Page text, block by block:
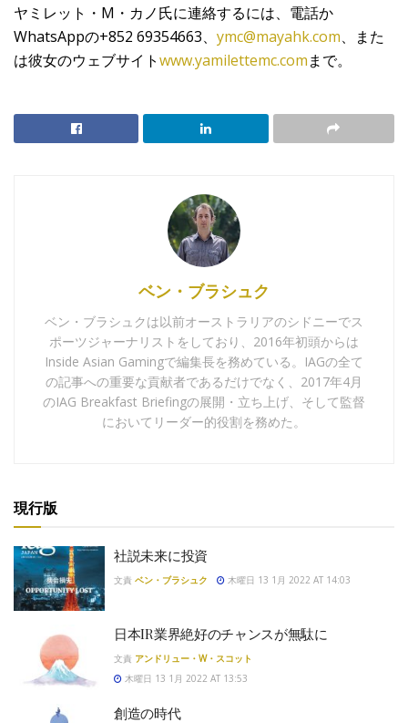
ヤミレット・M・カノ氏に連絡するには、電話か
WhatsAppの+852 69354663、 ymc@mayahk.com、また
は彼女のウェブサイトwww.yamilettemc.comまで。
ベン・ブラシュク
ベン・ブラシュクは以前オーストラリアのシドニーでス
ポーツジャーナリストをしており、2016年初頭からは
Inside Asian Gamingで編集長を務めている。IAGの全て
の記事への重要な貢献者であるだけでなく、2017年4月
のIAG Breakfast Briefingの展開・立ち上げ、そして監督
においてリーダー的役割を務めた。
現行版
社説未来に投資
文責 ベン・ブラシュク 木曜日 13 1月 2022 AT 14:03
日本IR業界絶好のチャンスが無駄に
文責 アンドリュー・W・スコット
木曜日 13 1月 2022 AT 13:53
創造の時代